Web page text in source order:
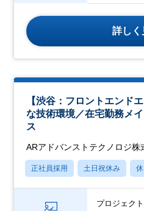
詳しく
【渋谷：フロントエンド
な技術環境／在宅勤務メ
ス
ARアドバンストテクノロジ株
正社員採用 土日祝休み
プロジェク